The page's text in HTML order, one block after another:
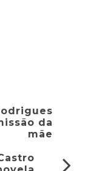
da
mãe